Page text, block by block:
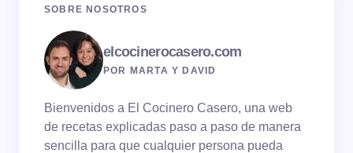
SOBRE NOSOTROS
elcocinerocasero.com
POR MARTA Y DAVID
Bienvenidos a El Cocinero Casero, una web
de recetas explicadas paso a paso de manera
sencilla para que cualquier persona pueda